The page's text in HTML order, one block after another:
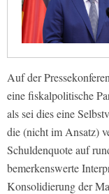
Auf der
eine fiskalpolitische
als sei dies eine
die (nicht im Ansatz)
Schuldenquote auf
bemerkenswerte
Konsolidierung der